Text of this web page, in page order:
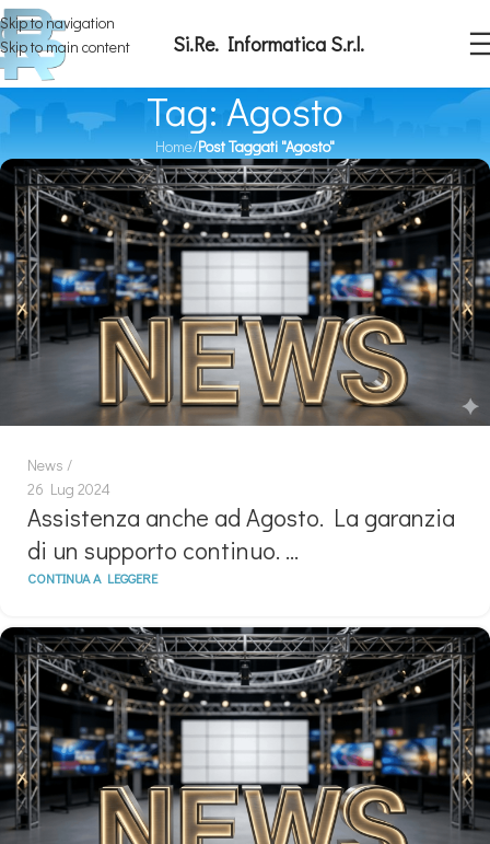
Skip to navigation
Skip to main content
Si.Re. Informatica S.r.l.
Tag: Agosto
Home/Post Taggati "Agosto"
News
26 Lug 2024
Assistenza anche ad Agosto. La garanzia
di un supporto continuo. …
CONTINUA A LEGGERE